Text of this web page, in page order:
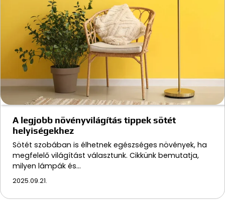
A legjobb növényvilágítás tippek sötét
helyiségekhez
Sötét szobában is élhetnek egészséges növények, ha
megfelelő világítást választunk. Cikkünk bemutatja,
milyen lámpák és…
2025.09.21.